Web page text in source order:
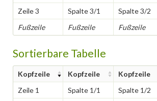
Fußzeile Fußzeile Fußzeile
Zeile 3
Spalte 3/1 Spalte 3/2
Sortierbare Tabelle
Kopfzeile Kopfzeile Kopfzeile
Zeile 1 Spalte 1/1 Spalte 1/2